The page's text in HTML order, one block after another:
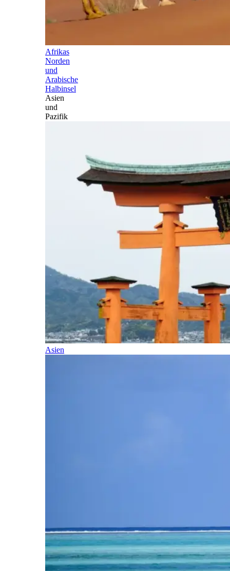
Afrikas
Norden
und
Arabische
Halbinsel
Asien
und
Pazifik
Asien